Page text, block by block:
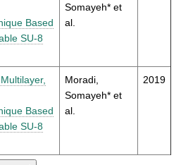
Based
SU-8
Somayeh* et
al.
Based
SU-8
Moradi,
Somayeh* et
al.
2019